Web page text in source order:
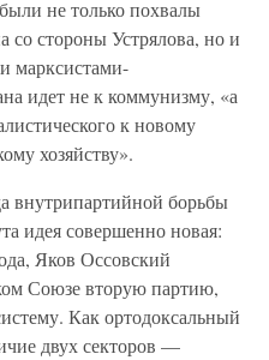
не только похвалы
стороны Устрялова, но и
марксистами-
идет не к коммунизму, «а
к новому
хозяйству».
внутрипартийной борьбы
идея совершенно новая:
Яков Оссовский
Союзе вторую партию,
Как ортодоксальный
двух секторов —